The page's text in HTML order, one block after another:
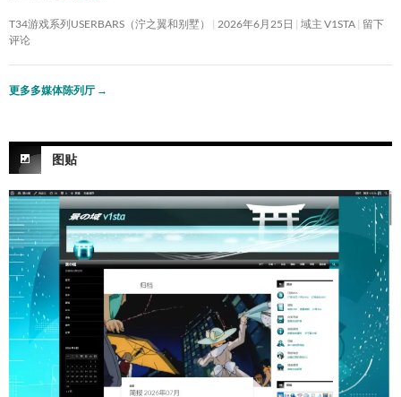
T34游戏系列USERBARS（泞之翼和别墅） 2026年6月25日 域主 V1STA 留下
评论
更多多媒体陈列厅 →
图贴